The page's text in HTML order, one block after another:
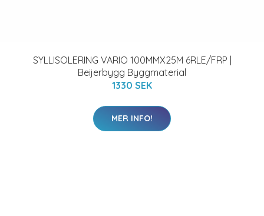
SYLLISOLERING VARIO 100MMX25M 6RLE/FRP |
Beijerbygg Byggmaterial
1330 SEK
MER INFO!